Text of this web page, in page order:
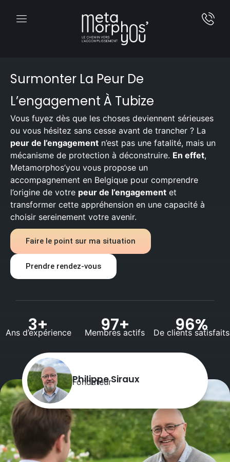
Surmonter La Peur De
L’engagement À Tubize
Vous fuyez dès que les choses deviennent sérieuses
ou vous hésitez sans cesse avant de trancher ? La
peur de l’engagement n’est pas une fatalité, mais un
mécanisme de protection à déconstruire. En effet,
Metamorphos’you vous propose un
accompagnement en Belgique pour comprendre
l’origine de votre peur de l’engagement et
transformer cette appréhension en une capacité à
choisir sereinement votre avenir.
Faire le point sur ma situation
Prendre rendez-vous
3+
Ans d’expérience 97+
Membres actifs 96%
De clients satisfaits
Philippe Siraux
Fondateur